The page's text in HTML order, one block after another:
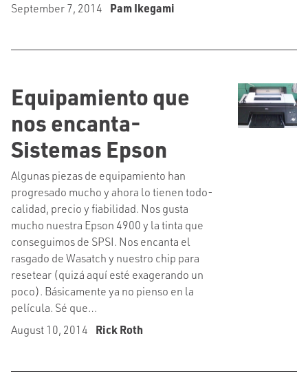
September 7, 2014
Pam Ikegami
Equipamiento que
nos encanta-
Sistemas Epson
Algunas piezas de equipamiento han
progresado mucho y ahora lo tienen todo-
calidad, precio y fiabilidad. Nos gusta
mucho nuestra Epson 4900 y la tinta que
conseguimos de SPSI. Nos encanta el
rasgado de Wasatch y nuestro chip para
resetear (quizá aquí esté exagerando un
poco). Básicamente ya no pienso en la
película. Sé que…
August 10, 2014
Rick Roth